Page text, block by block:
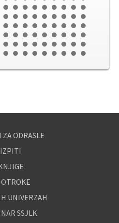
ZA ODRASLE
IZPITI
OTROKE
UNIVERZAH
SSJLK